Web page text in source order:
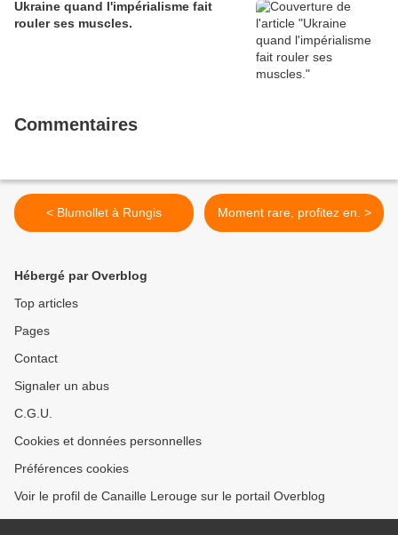
Ukraine quand l'impérialisme fait
rouler ses muscles.
Commentaires
< Blumollet à Rungis Moment rare, profitez en. >
Hébergé par Overblog
Top articles
Pages
Contact
Signaler un abus
C.G.U.
Cookies et données personnelles
Préférences cookies
Voir le profil de Canaille Lerouge sur le portail Overblog